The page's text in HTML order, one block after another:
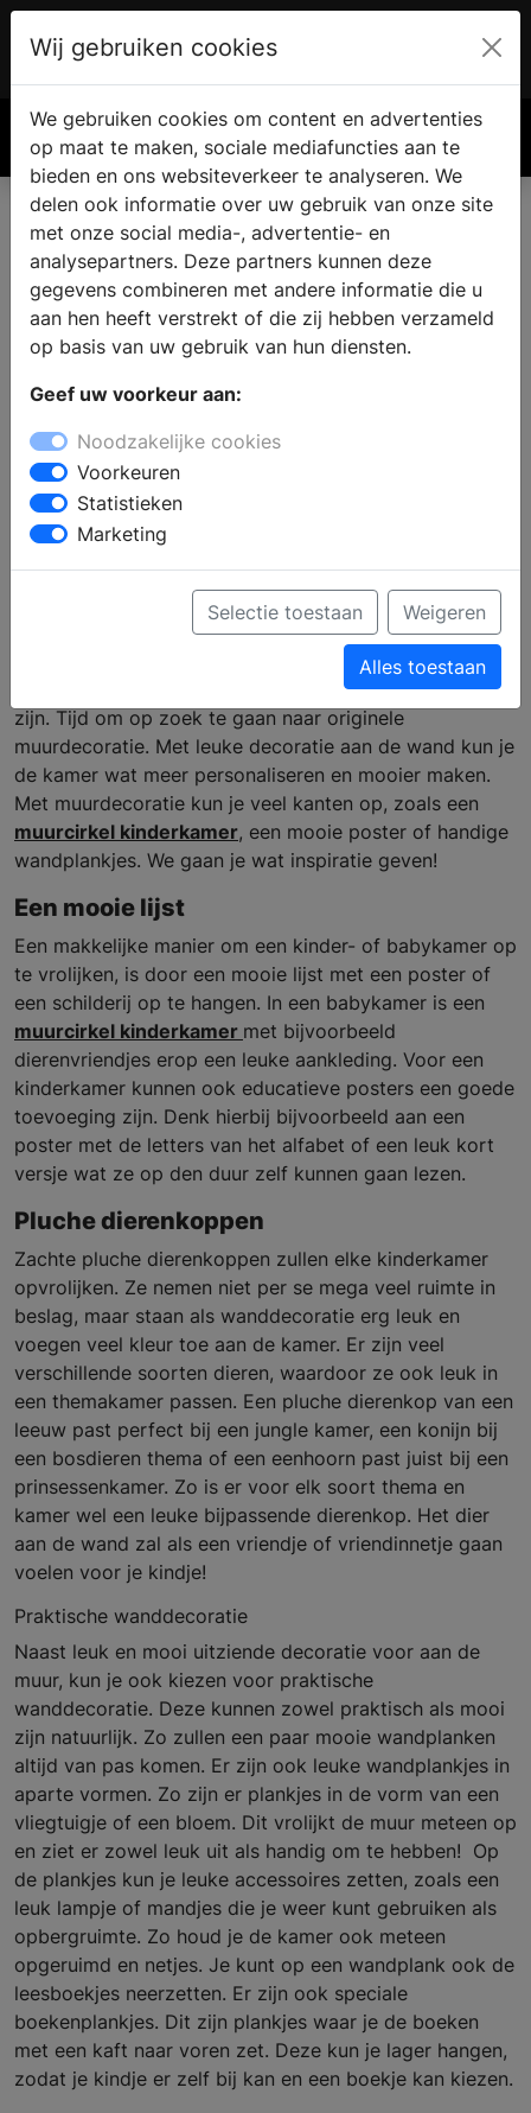
€ 0.00
Originele muurdecoratie
voor een kinderkamer
Alleen een bed en kast in een kinderkamer neerzetten is
wel erg saai en maakt het ook geen fijne ruimte om te
zijn. Tijd om op zoek te gaan naar originele
muurdecoratie. Met leuke decoratie aan de wand kun je
de kamer wat meer personaliseren en mooier maken.
Met muurdecoratie kun je veel kanten op, zoals een
muurcirkel kinderkamer, een mooie poster of handige
wandplankjes. We gaan je wat inspiratie geven!
Een mooie lijst
Een makkelijke manier om een kinder- of babykamer op
te vrolijken, is door een mooie lijst met een poster of
een schilderij op te hangen. In een babykamer is een
muurcirkel kinderkamer met bijvoorbeeld
dierenvriendjes erop een leuke aankleding. Voor een
kinderkamer kunnen ook educatieve posters een goede
toevoeging zijn. Denk hierbij bijvoorbeeld aan een
poster met de letters van het alfabet of een leuk kort
versje wat ze op den duur zelf kunnen gaan lezen.
Pluche dierenkoppen
Zachte pluche dierenkoppen zullen elke kinderkamer
opvrolijken. Ze nemen niet per se mega veel ruimte in
beslag, maar staan als wanddecoratie erg leuk en
voegen veel kleur toe aan de kamer. Er zijn veel
verschillende soorten dieren, waardoor ze ook leuk in
een themakamer passen. Een pluche dierenkop van een
leeuw past perfect bij een jungle kamer, een konijn bij
een bosdieren thema of een eenhoorn past juist bij een
prinsessenkamer. Zo is er voor elk soort thema en
kamer wel een leuke bijpassende dierenkop. Het dier
aan de wand zal als een vriendje of vriendinnetje gaan
voelen voor je kindje!
Praktische wanddecoratie
Naast leuk en mooi uitziende decoratie voor aan de
muur, kun je ook kiezen voor praktische
wanddecoratie. Deze kunnen zowel praktisch als mooi
zijn natuurlijk. Zo zullen een paar mooie wandplanken
altijd van pas komen. Er zijn ook leuke wandplankjes in
aparte vormen. Zo zijn er plankjes in de vorm van een
vliegtuigje of een bloem. Dit vrolijkt de muur meteen op
en ziet er zowel leuk uit als handig om te hebben! Op
de plankjes kun je leuke accessoires zetten, zoals een
leuk lampje of mandjes die je weer kunt gebruiken als
opbergruimte. Zo houd je de kamer ook meteen
opgeruimd en netjes. Je kunt op een wandplank ook de
leesboekjes neerzetten. Er zijn ook speciale
boekenplankjes. Dit zijn plankjes waar je de boeken
met een kaft naar voren zet. Deze kun je lager hangen,
zodat je kindje er zelf bij kan en een boekje kan kiezen.
Wij gebruiken cookies
We gebruiken cookies om content en advertenties
op maat te maken, sociale mediafuncties aan te
bieden en ons websiteverkeer te analyseren. We
delen ook informatie over uw gebruik van onze site
met onze social media-, advertentie- en
analysepartners. Deze partners kunnen deze
gegevens combineren met andere informatie die u
aan hen heeft verstrekt of die zij hebben verzameld
op basis van uw gebruik van hun diensten.
Geef uw voorkeur aan:
Noodzakelijke cookies
Voorkeuren
Statistieken
Marketing
Selectie toestaan Weigeren
Alles toestaan